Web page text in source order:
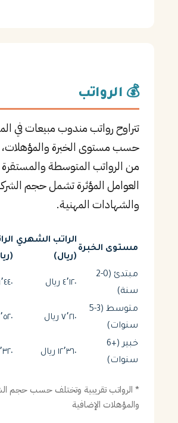
💰 الرواتب
تتراوح رواتب مندوب مبيعات في
حسب مستوى الخبرة والمؤهلات،
من الرواتب المتوسطة
العوامل المؤثرة تشمل حجم
والشهادات المهنية.
مستوى الخبرة
الراتب الشهري
(ريال)
مبتدئ (0-2
سنة)
٤٬١٢٠ ريال ٤٩٬٤٤٠
متوسط (3-5
سنوات)
٧٬٢١٠ ريال
خبير (+6
سنوات)
١٢٬٣٦٠ ريال
* الرواتب تقريبية وتختلف حسب حجم
والمؤهلات الإضافية